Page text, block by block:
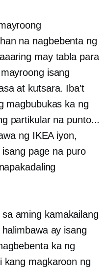
na nagbebenta ng
may tabla para
isang
at kutsara. Iba't
magbubukas ka ng
partikular na punto...
ng IKEA iyon,
page na puro
aming kamakailang
ay isang
ka ng
kang magkaroon ng